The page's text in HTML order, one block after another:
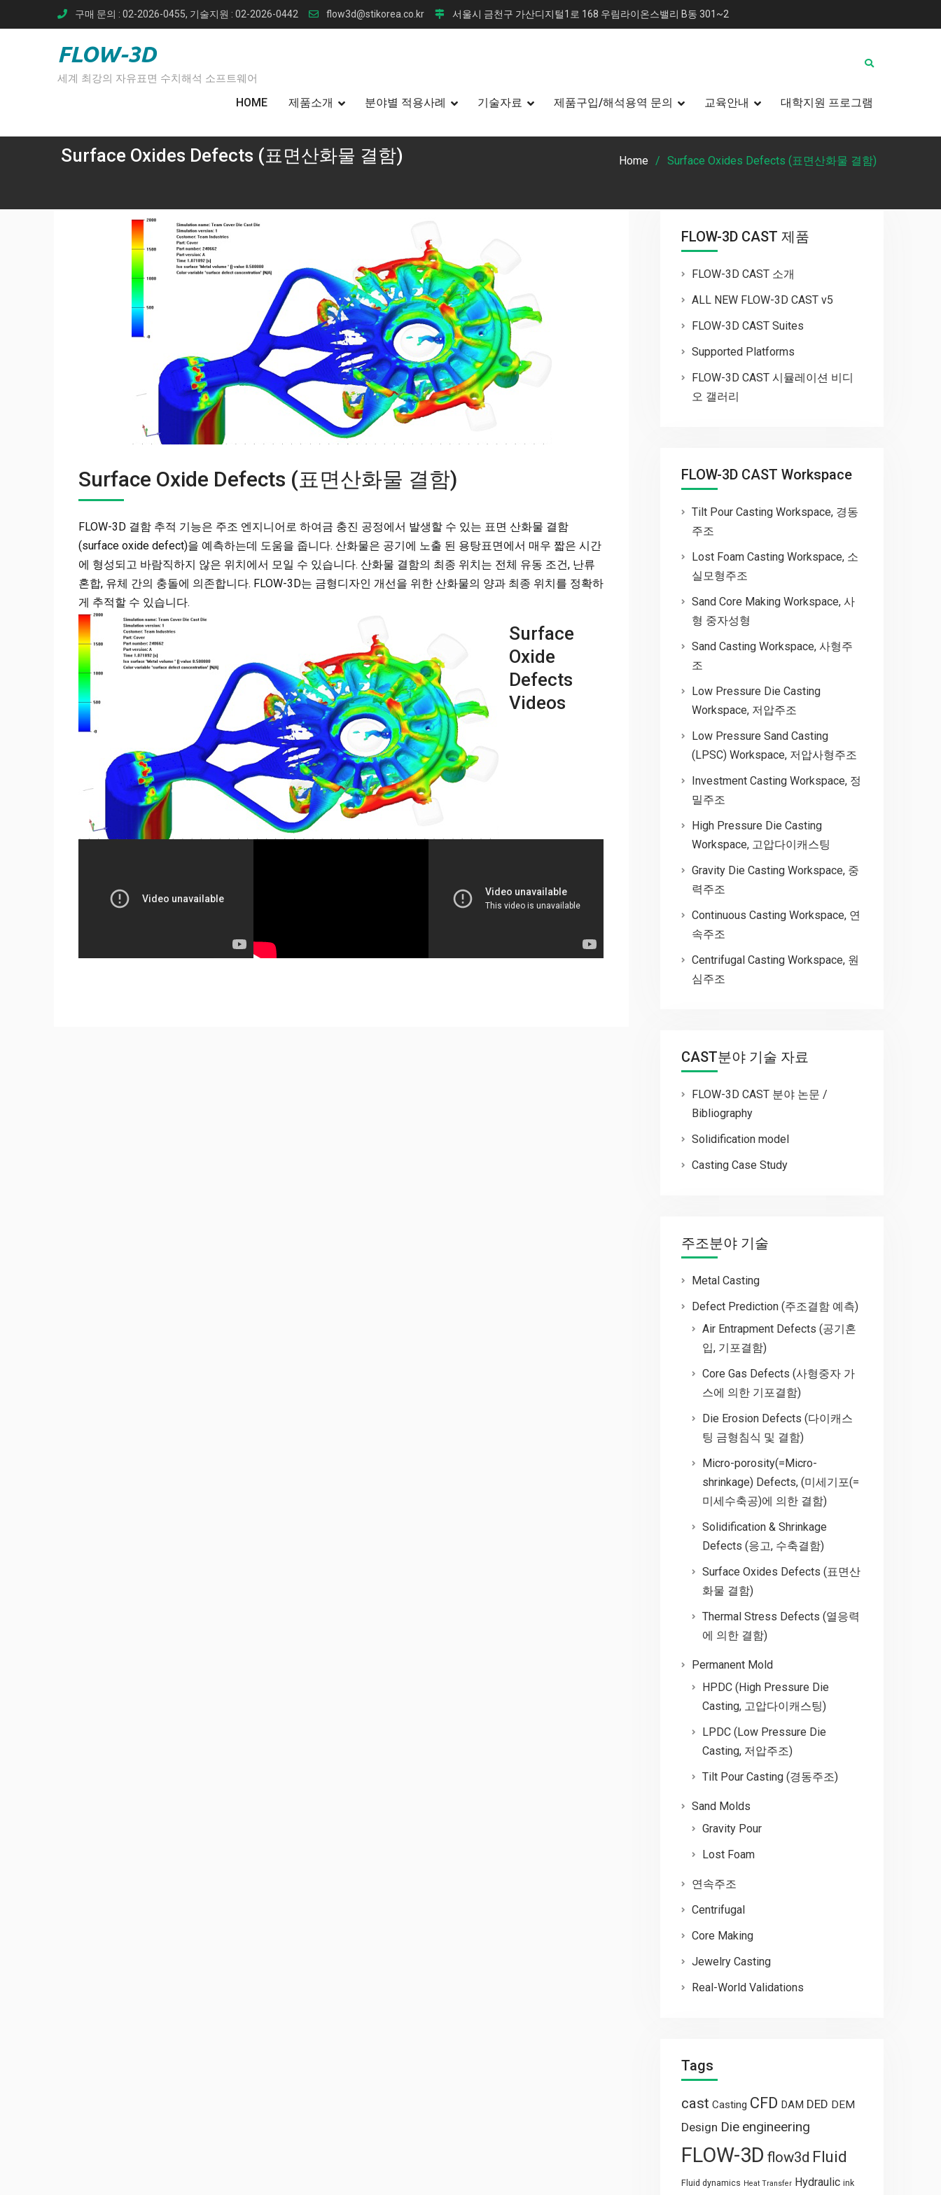
to
구매 문의 : 02-2026-0455, 기술지원 : 02-2026-0442 flow3d@stikorea.co.kr 서울시 금천구 가산디지털1로 168 우림라이온스밸리 B동 301~2
FLOW-3D
세계 최강의 자유표면 수치해석 소프트웨어
HOME 제품소개 분야별 적용사례 기술자료 제품구입/해석용역 문의 교육안내 대학지원 프로그램
Surface Oxides Defects (표면산화물 결함) Home Surface Oxides Defects (표면산화물 결함)
Surface Oxide Defects (표면산화물 결함)
FLOW-3D 결함 추적 기능은 주조 엔지니어로 하여금 충진 공정에서 발생할 수 있는 표면 산화물 결함
(surface oxide defect)을 예측하는데 도움을 줍니다. 산화물은 공기에 노출 된 용탕표면에서 매우 짧은 시간
에 형성되고 바람직하지 않은 위치에서 모일 수 있습니다. 산화물 결함의 최종 위치는 전체 유동 조건, 난류
혼합, 유체 간의 충돌에 의존합니다. FLOW-3D는 금형디자인 개선을 위한 산화물의 양과 최종 위치를 정확하
게 추적할 수 있습니다.
Surface
Oxide
Defects
Videos
FLOW-3D CAST 제품
FLOW-3D CAST 소개
ALL NEW FLOW-3D CAST v5
FLOW-3D CAST Suites
Supported Platforms
FLOW-3D CAST 시뮬레이션 비디
오 갤러리
FLOW-3D CAST Workspace
Tilt Pour Casting Workspace, 경동
주조
Lost Foam Casting Workspace, 소
실모형주조
Sand Core Making Workspace, 사
형 중자성형
Sand Casting Workspace, 사형주
조
Low Pressure Die Casting
Workspace, 저압주조
Low Pressure Sand Casting
(LPSC) Workspace, 저압사형주조
Investment Casting Workspace, 정
밀주조
High Pressure Die Casting
Workspace, 고압다이캐스팅
Gravity Die Casting Workspace, 중
력주조
Continuous Casting Workspace, 연
속주조
Centrifugal Casting Workspace, 원
심주조
CAST분야 기술 자료
FLOW-3D CAST 분야 논문 /
Bibliography
Solidification model
Casting Case Study
주조분야 기술
Metal Casting
Defect Prediction (주조결함 예측)
Air Entrapment Defects (공기혼
입, 기포결함)
Core Gas Defects (사형중자 가
스에 의한 기포결함)
Die Erosion Defects (다이캐스
팅 금형침식 및 결함)
Micro-porosity(=Micro-
shrinkage) Defects, (미세기포(=
미세수축공)에 의한 결함)
Solidification & Shrinkage
Defects (응고, 수축결함)
Surface Oxides Defects (표면산
화물 결함)
Thermal Stress Defects (열응력
에 의한 결함)
Permanent Mold
HPDC (High Pressure Die
Casting, 고압다이캐스팅)
LPDC (Low Pressure Die
Casting, 저압주조)
Tilt Pour Casting (경동주조)
Sand Molds
Gravity Pour
Lost Foam
연속주조
Centrifugal
Core Making
Jewelry Casting
Real-World Validations
Tags
cast Casting CFD DAM DED DEM
Design Die engineering
FLOW-3D flow3d Fluid
Fluid dynamics Heat Transfer Hydraulic ink